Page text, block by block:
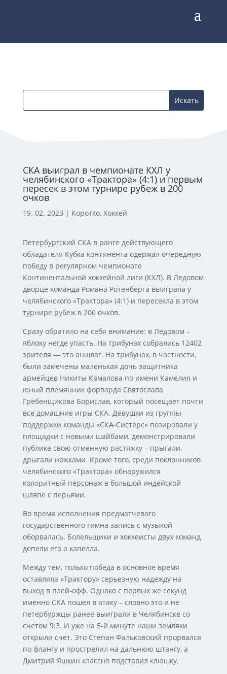
СКА выиграл в чемпионате КХЛ у
челябинского «Трактора» (4:1) и первым
пересек в этом турнире рубеж в 200
очков
19. 02. 2023 | Коротко, Хоккей
Петербургский СКА в ранге действующего
обладателя Кубка континента одержал очередную
победу в регулярном чемпионате
Континентальной хоккейной лиги (КХЛ). В Ледовом
дворце команда Романа Ротенберга выиграла у
челябинского «Трактора» (4:1) и пересекла в этом
турнире рубеж в 200 очков.
Сразу обратило на себя внимание: в Ледовом –
яблоку негде упасть. На трибунах собрались 12402
зрителя — это аншлаг. На трибунах, в частности,
были замечены маленькая дочь защитника
армейцев Никиты Камалова по имени Камелия и
юный племянник форварда Святослава
Гребенщикова Борислав, который посещает почти
все домашние игры СКА. Девушки из группы
поддержки команды «СКА-Систерс» позировали у
площадки с новыми шайбами, демонстрировали
публике свою отменную растяжку – прыгали,
дрыгали ножками. Кроме того, среди поклонников
челябинского «Трактора» обнаружился
колоритный персонаж в большой индейской
шляпе с перьями.
Во время исполнения предматчевого
государственного гимна запись с музыкой
оборвалась. Болельщики и хоккеисты двух команд
допели его а капелла.
Между тем, только победа в основное время
оставляла «Трактору» серьезную надежду на
выход в плей-офф. Однако с первых же секунд
именно СКА пошел в атаку – словно это и не
петербуржцы ранее выиграли в Челябинске со
счетом 9:3. И уже на 5-й минуте наши земляки
открыли счет. Это Степан Фальковский прорвался
по флангу и прострелил на дальнюю штангу, а
Дмитрий Яшкин классно подставил клюшку.